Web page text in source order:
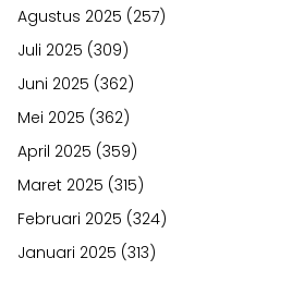
Agustus 2025 (257)
Juli 2025 (309)
Juni 2025 (362)
Mei 2025 (362)
April 2025 (359)
Maret 2025 (315)
Februari 2025 (324)
Januari 2025 (313)